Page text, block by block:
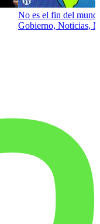
No es el fin del
Gobierno, Noticias,